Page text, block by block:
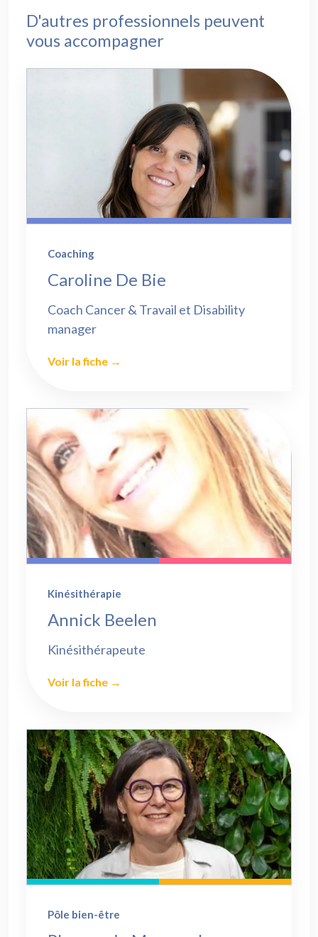
D'autres professionnels peuvent
vous accompagner
Coaching
Caroline De Bie
Coach Cancer & Travail et Disability
manager
Voir la fiche →
Kinésithérapie
Annick Beelen
Kinésithérapeute
Voir la fiche →
Pôle bien-être